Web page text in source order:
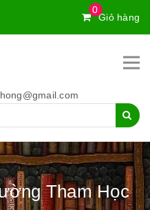
0
Giỏ hàng
Tham Học